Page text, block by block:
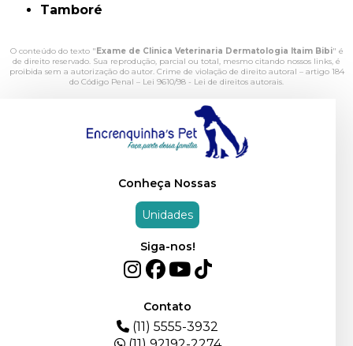
Tamboré
O conteúdo do texto "Exame de Clinica Veterinaria Dermatologia Itaim Bibi" é
de direito reservado. Sua reprodução, parcial ou total, mesmo citando nossos links, é
proibida sem a autorização do autor. Crime de violação de direito autoral – artigo 184
do Código Penal – Lei 9610/98 - Lei de direitos autorais.
Conheça Nossas
Unidades
Siga-nos!
Contato
(11) 5555-3932